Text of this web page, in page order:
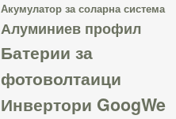
Акумулатор за соларна система
Алуминиев профил
Батерии за
фотоволтаици
Инвертори GoogWe